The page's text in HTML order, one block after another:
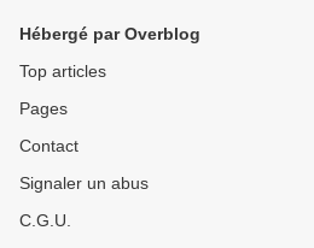
Hébergé par Overblog
Top articles
Pages
Contact
Signaler un abus
C.G.U.